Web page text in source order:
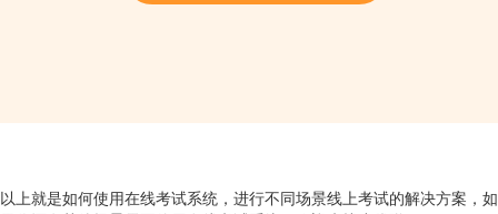
以上就是如何使用在线考试系统，进行不同场景线上考试的解决方案，如